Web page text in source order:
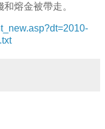
熔金被帶走。